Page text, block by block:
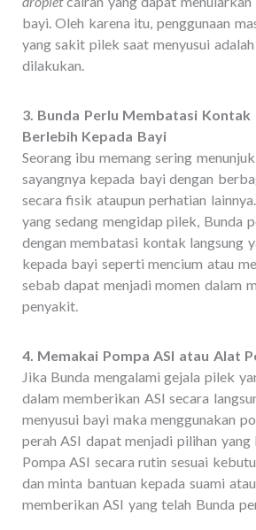
bayi. Oleh karena itu, penggunaan
yang sakit pilek saat menyusui
dilakukan.
3. Bunda Perlu Membatasi Kontak
Berlebih Kepada Bayi
Seorang ibu memang sering
sayangnya kepada bayi dengan
secara fisik ataupun perhatian
yang sedang mengidap pilek, Bunda
dengan membatasi kontak langsung
kepada bayi seperti mencium atau
sebab dapat menjadi momen dalam
penyakit.
4. Memakai Pompa ASI atau Alat
Jika Bunda mengalami gejala pilek
dalam memberikan ASI secara
menyusui bayi maka menggunakan
perah ASI dapat menjadi pilihan
Pompa ASI secara rutin sesuai
dan minta bantuan kepada suami
memberikan ASI yang telah Bunda